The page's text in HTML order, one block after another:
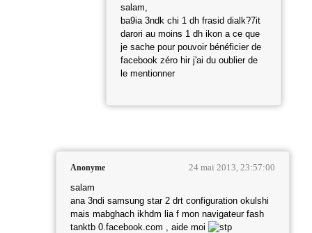
salam,
ba9ia 3ndk chi 1 dh frasid dialk?7it
darori au moins 1 dh ikon a ce que
je sache pour pouvoir bénéficier de
facebook zéro hir j'ai du oublier de
le mentionner
Anonyme 24 mai 2013, 23:57:00
salam
ana 3ndi samsung star 2 drt configuration okulshi
mais mabghach ikhdm lia f mon navigateur fash
tanktb 0.facebook.com , aide moi